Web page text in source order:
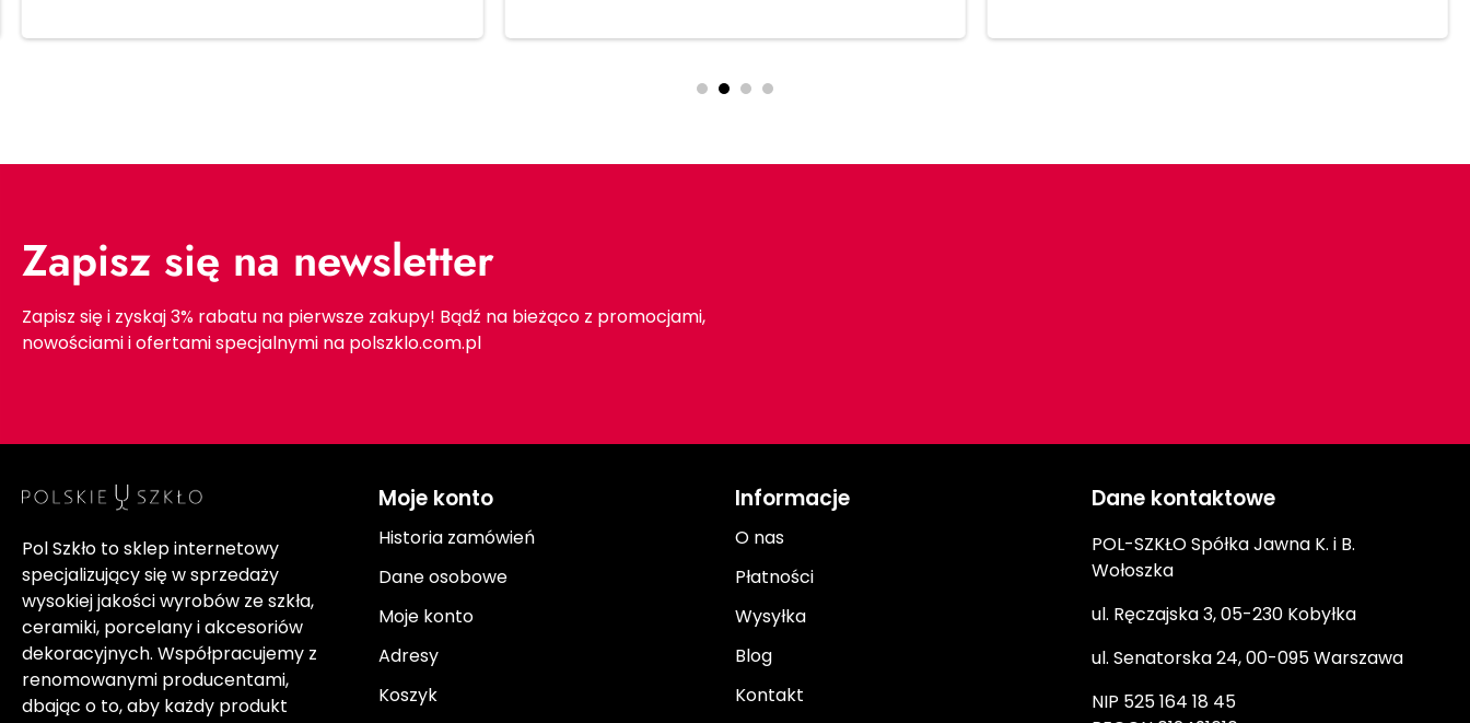
Zapisz się na newsletter
Zapisz się i zyskaj 3% rabatu na pierwsze zakupy! Bądź na bieżąco z promocjami,
nowościami i ofertami specjalnymi na polszklo.com.pl
Pol Szkło to sklep internetowy
specjalizujący się w sprzedaży
wysokiej jakości wyrobów ze szkła,
ceramiki, porcelany i akcesoriów
dekoracyjnych. Współpracujemy z
renomowanymi producentami,
dbając o to, aby każdy produkt
Moje konto
Historia zamówień
Dane osobowe
Moje konto
Adresy
Koszyk
Informacje
O nas
Płatności
Wysyłka
Blog
Kontakt
Dane kontaktowe
POL-SZKŁO Spółka Jawna K. i B.
Wołoszka
ul. Ręczajska 3, 05-230 Kobyłka
ul. Senatorska 24, 00-095 Warszawa
NIP 525 164 18 45